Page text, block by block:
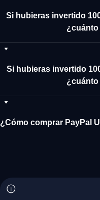
Si hubieras invertido
¿cuánto
Si hubieras invertido
¿cuánto
¿Cómo comprar PayPal